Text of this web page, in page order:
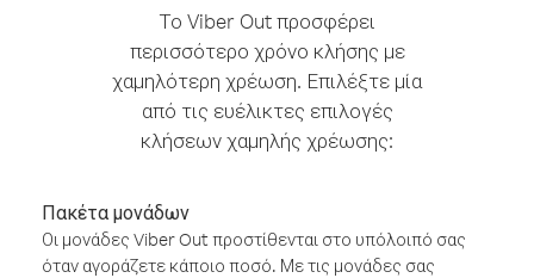
Το Viber Out προσφέρει
περισσότερο χρόνο κλήσης με
χαμηλότερη χρέωση. Επιλέξτε μία
από τις ευέλικτες επιλογές
κλήσεων χαμηλής χρέωσης:
Πακέτα μονάδων
Οι μονάδες Viber Out προστίθενται στο υπόλοιπό σας
όταν αγοράζετε κάποιο ποσό. Με τις μονάδες σας